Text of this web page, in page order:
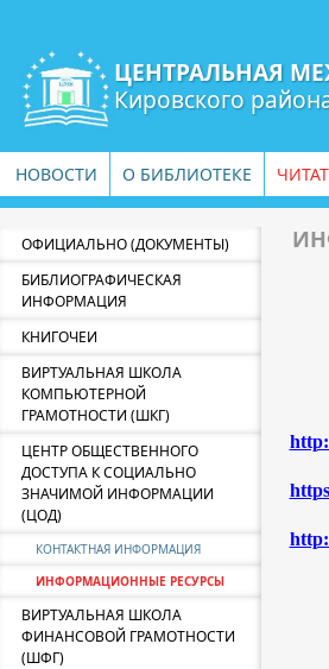
ЦЕНТРАЛЬНАЯ
Кировского
НОВОСТИ О БИБЛИОТЕКЕ
ОФИЦИАЛЬНО (ДОКУМЕНТЫ)
БИБЛИОГРАФИЧЕСКАЯ
ИНФОРМАЦИЯ
КНИГОЧЕИ
ВИРТУАЛЬНАЯ ШКОЛА
КОМПЬЮТЕРНОЙ
ГРАМОТНОСТИ (ШКГ)
ЦЕНТР ОБЩЕСТВЕННОГО
ДОСТУПА К СОЦИАЛЬНО
ЗНАЧИМОЙ ИНФОРМАЦИИ
(ЦОД)
КОНТАКТНАЯ ИНФОРМАЦИЯ
ИНФОРМАЦИОННЫЕ РЕСУРСЫ
ВИРТУАЛЬНАЯ ШКОЛА
ФИНАНСОВОЙ ГРАМОТНОСТИ
(ШФГ)